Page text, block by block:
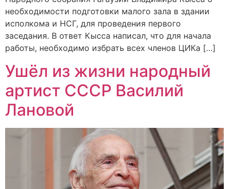
необходимости подготовки малого зала в здании
исполкома и НСГ, для проведения первого
заседания. В ответ Кысса написал, что для начала
работы, необходимо избрать всех членов ЦИКа […]
Ушёл из жизни народный
артист СССР Василий
Лановой